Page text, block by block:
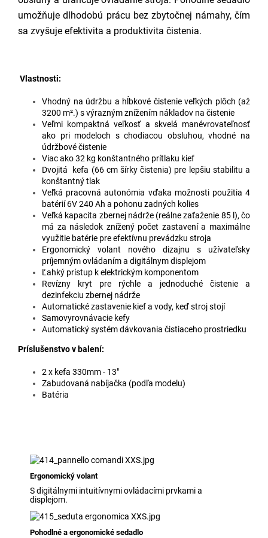
umožňuje dlhodobú prácu bez zbytočnej námahy, čím
sa zvyšuje efektivita a produktivita čistenia.
Vlastnosti:
Vhodný na údržbu a hĺbkové čistenie veľkých plôch (až
3200 m².) s výrazným znížením nákladov na čistenie
Veľmi kompaktná veľkosť a skvelá manévrovateľnosť
ako pri modeloch s chodiacou obsluhou, vhodné na
údržbové čistenie
Viac ako 32 kg konštantného prítlaku kief
Dvojitá kefa (66 cm šírky čistenia) pre lepšiu stabilitu a
konštantný tlak
Veľká pracovná autonómia vďaka možnosti použitia 4
batérií 6V 240 Ah a pohonu zadných kolies
Veľká kapacita zbernej nádrže (reálne zaťaženie 85 l), čo
má za následok znížený počet zastavení a maximálne
využitie batérie pre efektívnu prevádzku stroja
Ergonomický volant nového dizajnu s užívateľsky
príjemným ovládaním a digitálnym displejom
Ľahký prístup k elektrickým komponentom
Revízny kryt pre rýchle a jednoduché čistenie a
dezinfekciu zbernej nádrže
Automatické zastavenie kief a vody, keď stroj stojí
Samovyrovnávacie kefy
Automatický systém dávkovania čistiaceho prostriedku
Príslušenstvo v balení:
2 x kefa 330mm - 13"
Zabudovaná nabíjačka (podľa modelu)
Batéria
Ergonomický volant
S digitálnymi intuitívnymi ovládacími prvkami a
displejom.
Pohodlné a ergonomické sedadlo